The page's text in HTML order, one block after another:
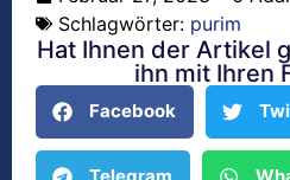
Schlagwörter: purim
Hat Ihnen der Artikel
ihn mit Ihren
Facebook